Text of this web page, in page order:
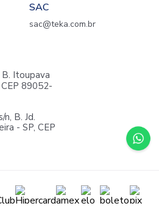
SAC
sac@teka.com.br
B. Itoupava
89052-
B. Jd.
- SP, CEP